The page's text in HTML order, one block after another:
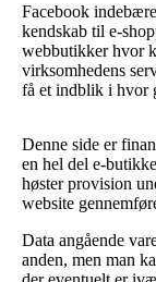
Facebook
kendskab til e-
webbutikker hvor
virksomhedens
få et indblik i hvor
Denne side er
en hel del e-
høster provision
website
Data angående
anden, men man